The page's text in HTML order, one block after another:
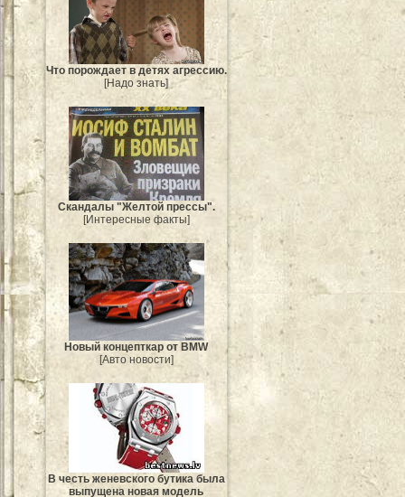
Что порождает в детях агрессию.
[Надо знать]
Скандалы "Желтой прессы".
[Интересные факты]
Новый концепткар от BMW
[Авто новости]
В честь женевского бутика была
выпущена новая модель